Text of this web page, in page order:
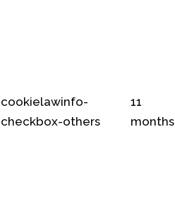
cookielawinfo-
checkbox-others
11
months